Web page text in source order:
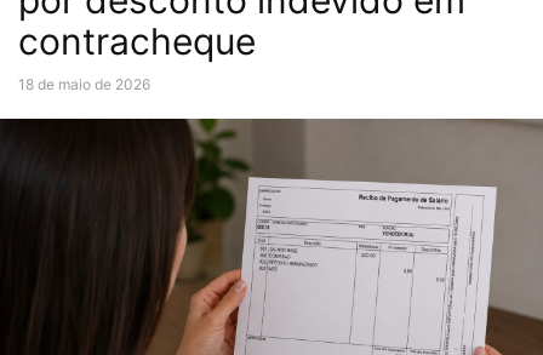
contracheque
18 de maio de 2026